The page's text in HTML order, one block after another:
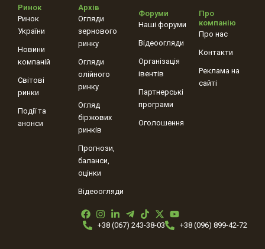
Ринок
Ринок
України
Новини
компаній
Світові
ринки
Події та
анонси
Архів
Огляди
зернового
ринку
Огляди
олійного
ринку
Огляд
біржових
ринків
Прогнози,
баланси,
оцінки
Відеоогляди
Форуми
Наші форуми
Відеоогляди
Організація
івентів
Партнерські
програми
Оголошення
Про
компанію
Про нас
Контакти
Реклама на
сайті
+38 (067) 243-38-03 +38 (096) 899-42-72